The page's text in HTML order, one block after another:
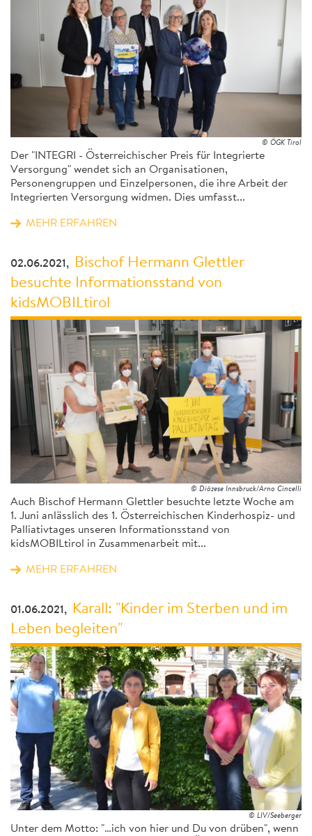
© ÖGK Tirol
Der "INTEGRI - Österreichischer Preis für Integrierte
Versorgung" wendet sich an Organisationen,
Personengruppen und Einzelpersonen, die ihre Arbeit der
Integrierten Versorgung widmen. Dies umfasst...
MEHR ERFAHREN
02.06.2021,
Bischof Hermann Glettler
besuchte Informationsstand von
kidsMOBILtirol
© Diözese Innsbruck/Arno Cincelli
Auch Bischof Hermann Glettler besuchte letzte Woche am
1. Juni anlässlich des 1. Österreichischen Kinderhospiz- und
Palliativtages unseren Informationsstand von
kidsMOBILtirol in Zusammenarbeit mit...
MEHR ERFAHREN
01.06.2021,
Karall: "Kinder im Sterben und im
Leben begleiten"
© LIV/Seeberger
Unter dem Motto: "…ich von hier und Du von drüben", wenn